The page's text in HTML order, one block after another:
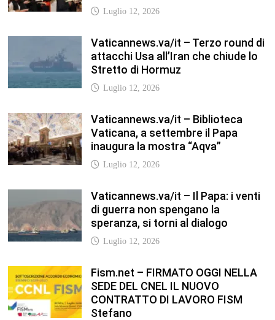
Luglio 12, 2026
Vaticannews.va/it – Terzo round di
attacchi Usa all’Iran che chiude lo
Stretto di Hormuz
Luglio 12, 2026
Vaticannews.va/it – Biblioteca
Vaticana, a settembre il Papa
inaugura la mostra “Aqva”
Luglio 12, 2026
Vaticannews.va/it – Il Papa: i venti
di guerra non spengano la
speranza, si torni al dialogo
Luglio 12, 2026
Fism.net – FIRMATO OGGI NELLA
SEDE DEL CNEL IL NUOVO
CONTRATTO DI LAVORO FISM
Stefano